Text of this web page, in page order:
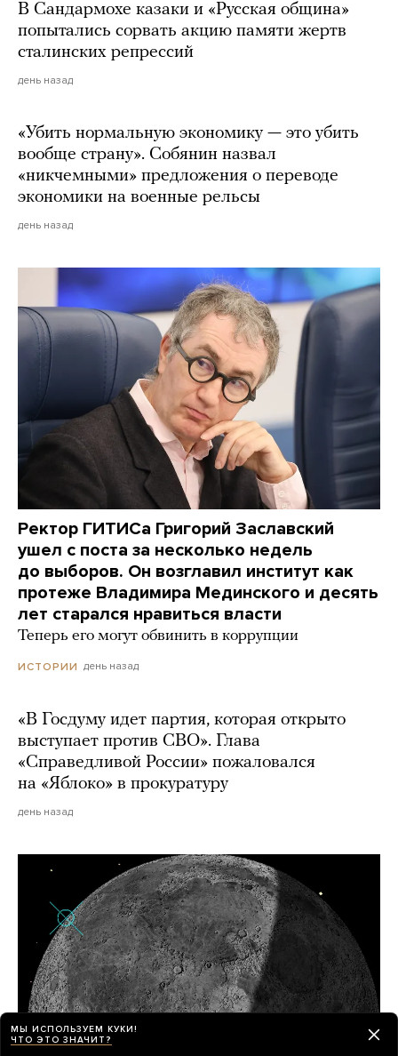
В Сандармохе казаки и «Русская община»
попытались сорвать акцию памяти жертв
сталинских репрессий
день назад
«Убить нормальную экономику — это убить
вообще страну». Собянин назвал
«никчемными» предложения о переводе
экономики на военные рельсы
день назад
Ректор ГИТИСа Григорий Заславский
ушел с поста за несколько недель
до выборов. Он возглавил институт как
протеже Владимира Мединского и десять
лет старался нравиться власти
Теперь его могут обвинить в коррупции
ИСТОРИИ день назад
«В Госдуму идет партия, которая открыто
выступает против СВО». Глава
«Справедливой России» пожаловался
на «Яблоко» в прокуратуру
день назад
МЫ ИСПОЛЬЗУЕМ КУКИ!
ЧТО ЭТО ЗНАЧИТ?